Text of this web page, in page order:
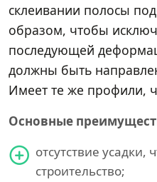
склеивании полосы
образом, чтобы
последующей
должны быть
Имеет те же профили,
Основные
отсутствие усадки,
строительство;